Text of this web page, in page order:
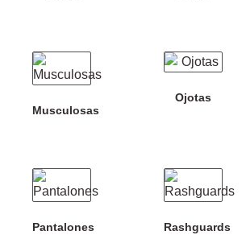
Musculosas
Ojotas
Pantalones Rashguards